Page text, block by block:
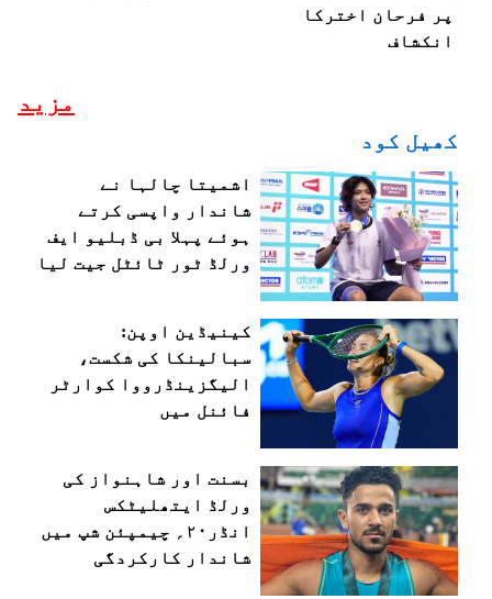
کھیل کود
اشمیتا چالہا نے
شاندار واپسی کرتے
ہوئے پہلا بی ڈبلیو ایف
ورلڈ ٹور ٹائٹل جیت لیا
کینیڈین اوپن:
سبالینکا کی شکست،
الیگزینڈرووا کوارٹر
فائنل میں
بسنت اور شاہنواز کی
ورلڈ ایتھلیٹکس
انڈر۲۰؍ چیمپئن شپ میں
شاندار کارکردگی
پر فرحان اخترکا
انکشاف
مزید